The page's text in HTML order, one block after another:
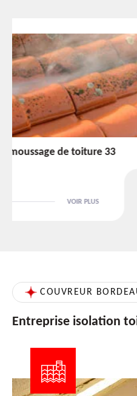
Etanchéité toiture 33
COUVREUR
Entreprise isolation